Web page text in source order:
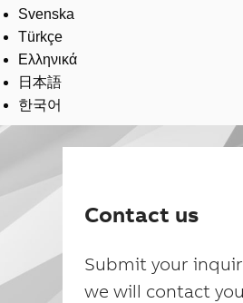
Svenska
Türkçe
Ελληνικά
日本語
한국어
Contact us
Submit your
we will contact you